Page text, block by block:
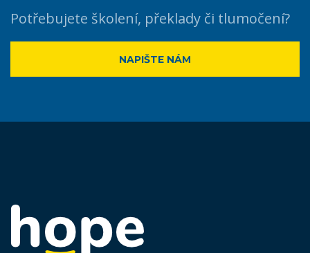
Potřebujete školení, překlady či tlumočení?
NAPIŠTE NÁM